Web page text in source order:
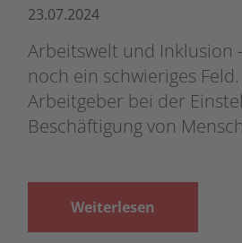
23.07.2024
Arbeitswelt und Inklusion
noch ein schwieriges
Arbeitgeber bei der
Beschäftigung von
Weiterlesen